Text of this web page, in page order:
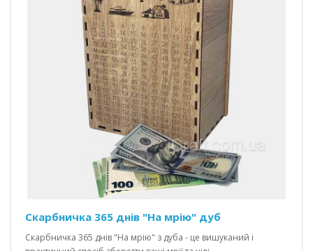
Скарбничка 365 днів "На мрію" дуб
Скарбничка 365 днів "На мрію" з дуба - це вишуканий і